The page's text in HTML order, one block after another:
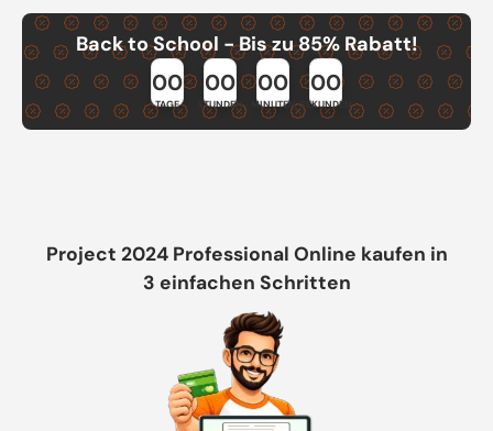
Back to School - Bis zu 85% Rabatt!
00
TAGE
00
STUNDEN
00
MINUTEN
00
SEKUNDEN
Project 2024 Professional Online kaufen in
3 einfachen Schritten